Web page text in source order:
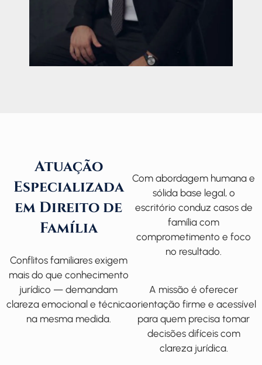
Atuação
Especializada
em Direito de
Família
Conflitos familiares exigem
mais do que conhecimento
jurídico — demandam
clareza emocional e técnica
na mesma medida.
Com abordagem humana e
sólida base legal, o
escritório conduz casos de
família com
comprometimento e foco
no resultado.
A missão é oferecer
orientação firme e acessível
para quem precisa tomar
decisões difíceis com
clareza jurídica.